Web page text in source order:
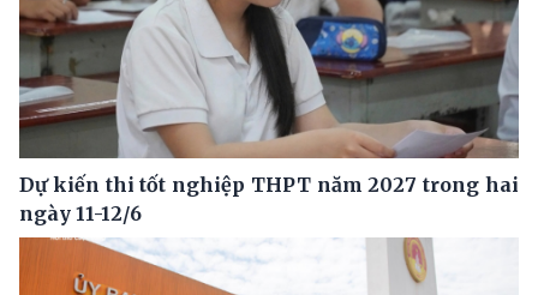
Dự kiến thi tốt nghiệp THPT năm 2027 trong hai
ngày 11-12/6